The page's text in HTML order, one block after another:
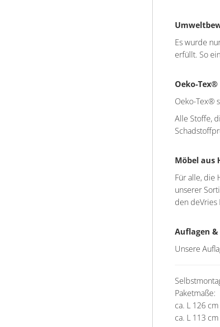
Es wurde
erfüllt. So
Oeko-Tex®
Oeko-Tex®
Alle Stoffe,
Möbel aus
Für alle, die
unserer
den
Auflagen &
Unsere
Paketmaße:
ca. L 126
ca. L 113